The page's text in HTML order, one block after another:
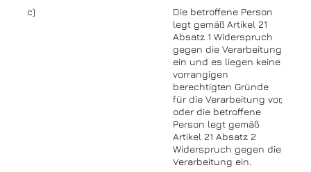
c)
Die betroffene Person
legt gemäß Artikel 21
Absatz 1 Widerspruch
gegen die Verarbeitung
ein und es liegen keine
vorrangigen
berechtigten Gründe
für die Verarbeitung vor,
oder die betroffene
Person legt gemäß
Artikel 21 Absatz 2
Widerspruch gegen die
Verarbeitung ein.